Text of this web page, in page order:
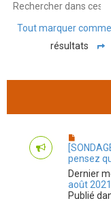
Tout marquer
résultats
pensez
Dernier
août
Publié